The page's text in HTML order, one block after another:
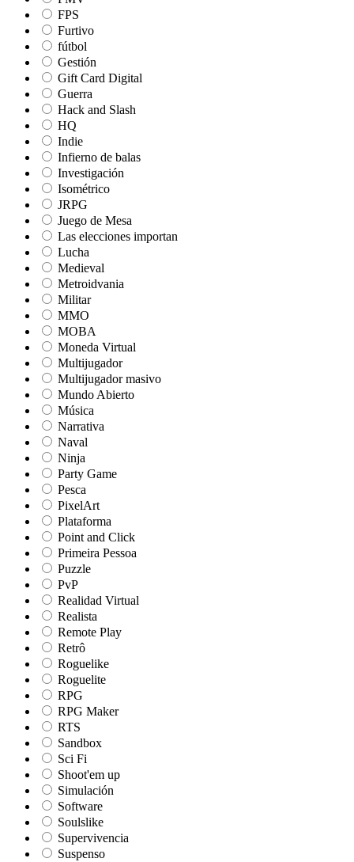
FPS
Furtivo
fútbol
Gestión
Gift Card Digital
Guerra
Hack and Slash
HQ
Indie
Infierno de balas
Investigación
Isométrico
JRPG
Juego de Mesa
Las elecciones importan
Lucha
Medieval
Metroidvania
Militar
MMO
MOBA
Moneda Virtual
Multijugador
Multijugador masivo
Mundo Abierto
Música
Narrativa
Naval
Ninja
Party Game
Pesca
PixelArt
Plataforma
Point and Click
Primeira Pessoa
Puzzle
PvP
Realidad Virtual
Realista
Remote Play
Retrô
Roguelike
Roguelite
RPG
RPG Maker
RTS
Sandbox
Sci Fi
Shoot'em up
Simulación
Software
Soulslike
Supervivencia
Suspenso